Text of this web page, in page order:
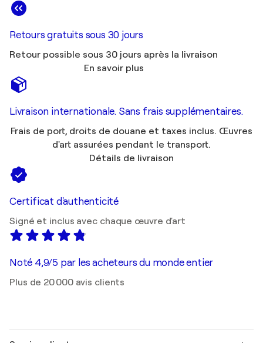
Retours gratuits sous 30 jours
Retour possible sous 30 jours après la livraison
En savoir plus
Livraison internationale. Sans frais supplémentaires.
Frais de port, droits de douane et taxes inclus. Œuvres
d'art assurées pendant le transport.
Détails de livraison
Certificat d'authenticité
Signé et inclus avec chaque œuvre d'art
Noté 4,9/5 par les acheteurs du monde entier
Plus de 20 000 avis clients